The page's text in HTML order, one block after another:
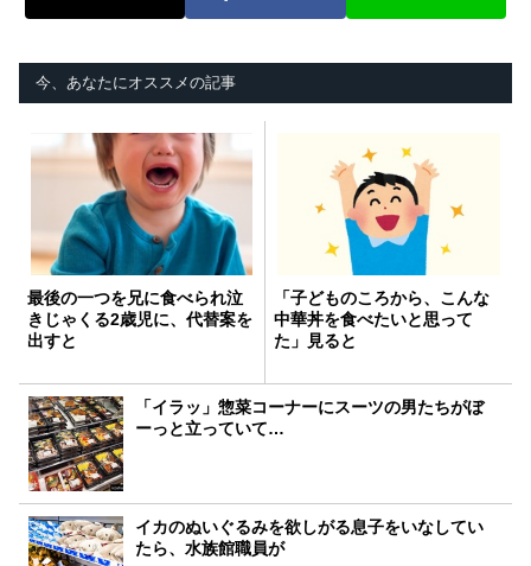
今、あなたにオススメの記事
最後の一つを兄に食べられ泣
きじゃくる2歳児に、代替案を
出すと
「子どものころから、こんな
中華丼を食べたいと思って
た」見ると
「イラッ」惣菜コーナーにスーツの男たちがぼ
ーっと立っていて…
イカのぬいぐるみを欲しがる息子をいなしてい
たら、水族館職員が